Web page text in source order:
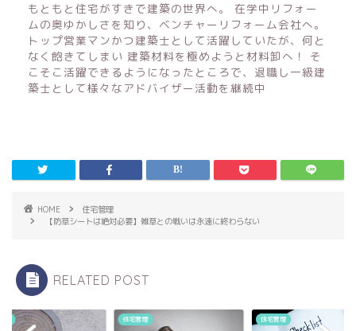
もともと住宅がすきで建築の世界へ。 在学中リフォー
ムの奥ゆかしさを知り、ベンチャーリフォーム会社へ。
トップ営業マンかつ建築士として活躍していたが、何と
なく飽きてしまい 建築材料を極めようと材料卸へ！ そ
こそこ活躍できるようになったところで、退職し一級建
築士として様々なアドバイザー活動を継続中
HOME
住宅管理
【防草シートは絶対必要】雑草との戦いは永遠に終わらない
RELATED POST
住宅管理 住宅管理